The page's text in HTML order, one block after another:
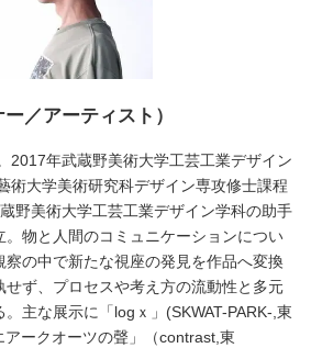
／アーティスト）
2017年武蔵野美術大学工芸工業デザイン
術大学美術研究科デザイン専攻修士課程
野美術大学工芸工業デザイン学科の助手
。物と人間のコミュニケーションについ
察の中で新たな視座の発見を作品へ変換
ず、プロセスや考え方の流動性と多元
主な展示に「logｘ」(SKWAT-PARK-,東
ークオーツの聲」（contrast,東